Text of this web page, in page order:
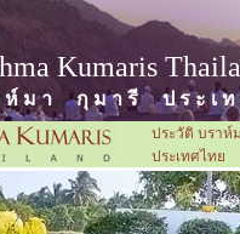
Kumaris
ห์ ม า กุ ม า รี ป ร ะ เ ท
ประวัติ บราห์
ประเทศไทย